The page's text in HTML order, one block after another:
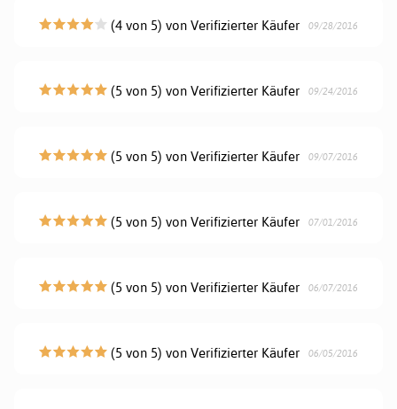
(4 von 5) von Verifizierter Käufer 09/28/2016
(5 von 5) von Verifizierter Käufer 09/24/2016
(5 von 5) von Verifizierter Käufer 09/07/2016
(5 von 5) von Verifizierter Käufer 07/01/2016
(5 von 5) von Verifizierter Käufer 06/07/2016
(5 von 5) von Verifizierter Käufer 06/05/2016